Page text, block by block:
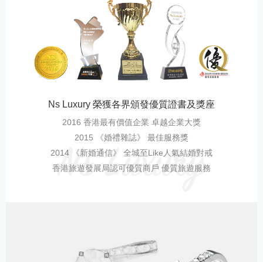
Ns Luxury 榮獲各界頒發優質證書及獎座
2016 香港最有價值企業 卓越企業大獎
2015 《婚禮雜誌》 最佳服務獎
2014 《新婚通信》 全城至Like人氣結婚對戒
香港旅遊發展局認可優質商戶 優質旅遊服務